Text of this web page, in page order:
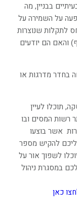
בבניין, מה
על השמירה על
לתקלות שנוצרות
והאם הם יודעים
בחדר מדרגות או
תוכלו לעיין
רשות המסים ובו
אשר בוצעו
להקיש מספר
לשפוך אור על
במסגרת ניהול
כאן